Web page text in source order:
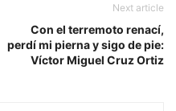
Next article
Con el terremoto renací,
perdí mi pierna y sigo de pie:
Víctor Miguel Cruz Ortiz